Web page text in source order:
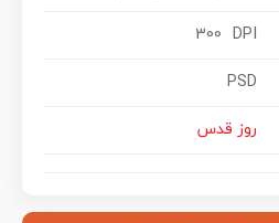
300 DPI
PSD
روز قدس